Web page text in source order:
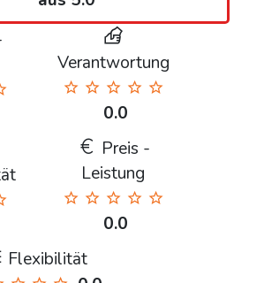
Verantwortung
0.0
Preis -
Leistung
0.0
Flexibilität